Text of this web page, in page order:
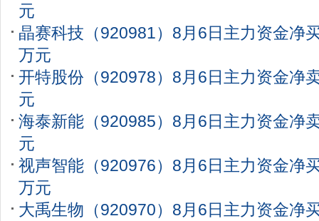
元
晶赛科技（920981）8月6日主力资金净
万元
开特股份（920978）8月6日主力资金净
元
海泰新能（920985）8月6日主力资金净
元
视声智能（920976）8月6日主力资金净
万元
大禹生物（920970）8月6日主力资金净